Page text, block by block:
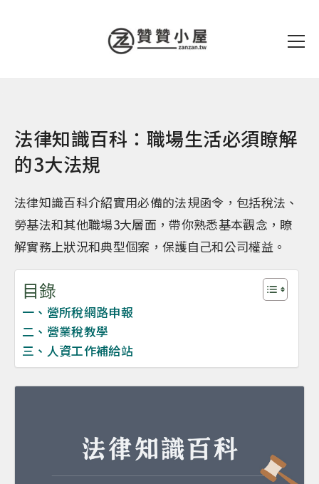
法律知識百科：職場生活必須瞭解
的3大法規
法律知識百科介紹實用必備的法規函令，包括稅法、
勞基法和其他職場3大層面，帶你熟悉基本觀念，瞭
解實務上狀況和典型個案，保護自己和公司權益。
目錄
一、營所稅網路申報
二、營業稅教學
三、人資工作補給站